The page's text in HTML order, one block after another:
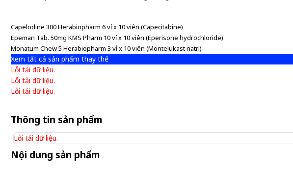
Capelodine 300 Herabiopharm 6 vỉ x 10 viên (Capecitabine)
Epeman Tab. 50mg KMS Pharm 10 vỉ x 10 viên (Eperisone hydrochloride)
Monatum Chew 5 Herabiopharm 3 vỉ x 10 viên (Montelukast natri)
Xem tất cả sản phẩm thay thế
Lỗi tải dữ liệu.
Lỗi tải dữ liệu.
Lỗi tải dữ liệu.
Thông tin sản phẩm
Lỗi tải dữ liệu.
Nội dung sản phẩm